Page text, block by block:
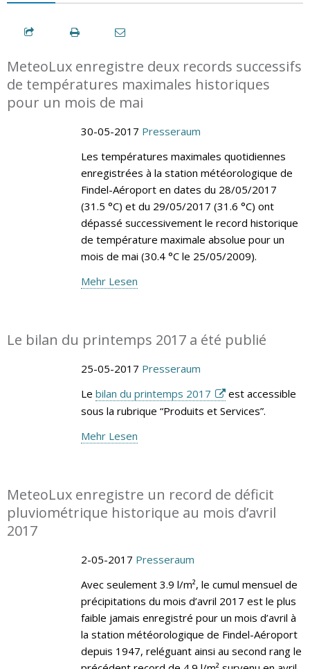
MeteoLux enregistre deux records successifs
de températures maximales historiques
pour un mois de mai
30-05-2017 Presseraum
Les températures maximales quotidiennes
enregistrées à la station météorologique de
Findel-Aéroport en dates du 28/05/2017
(31.5 °C) et du 29/05/2017 (31.6 °C) ont
dépassé successivement le record historique
de température maximale absolue pour un
mois de mai (30.4 °C le 25/05/2009).
Mehr Lesen
Le bilan du printemps 2017 a été publié
25-05-2017 Presseraum
Le bilan du printemps 2017
est accessible
sous la rubrique “Produits et Services”.
Mehr Lesen
MeteoLux enregistre un record de déficit
pluviométrique historique au mois d’avril
2017
2-05-2017 Presseraum
Avec seulement 3.9 l/m², le cumul mensuel de
précipitations du mois d’avril 2017 est le plus
faible jamais enregistré pour un mois d’avril à
la station météorologique de Findel-Aéroport
depuis 1947, reléguant ainsi au second rang le